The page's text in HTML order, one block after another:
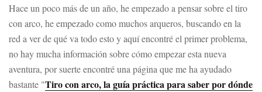
Hace un poco más de un año, he empezado a pensar sobre el tiro
con arco, he empezado como muchos arqueros, buscando en la
red a ver de qué va todo esto y aquí encontré el primer problema,
no hay mucha información sobre cómo empezar esta nueva
aventura, por suerte encontré una página que me ha ayudado
bastante "Tiro con arco, la guía práctica para saber por dónde